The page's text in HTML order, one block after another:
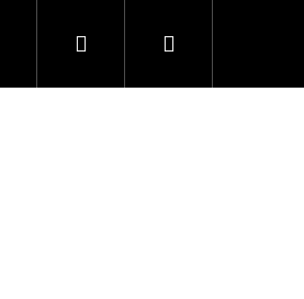
Dárkové
PřihlášeníNákupní